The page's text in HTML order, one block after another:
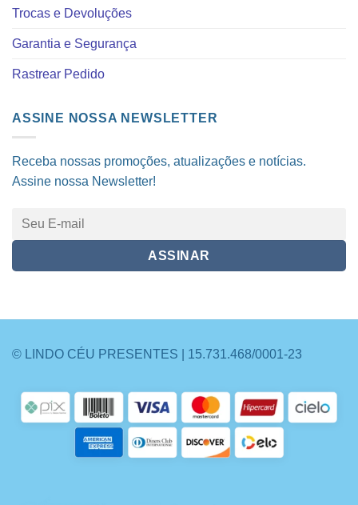
Trocas e Devoluções
Garantia e Segurança
Rastrear Pedido
ASSINE NOSSA NEWSLETTER
Receba nossas promoções, atualizações e notícias.
Assine nossa Newsletter!
© LINDO CÉU PRESENTES | 15.731.468/0001-23